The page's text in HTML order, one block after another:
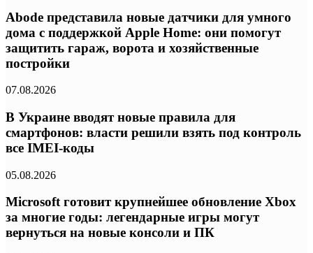
Abode представила новые датчики для умного
дома с поддержкой Apple Home: они помогут
защитить гараж, ворота и хозяйственные
постройки
07.08.2026
В Украине вводят новые правила для
смартфонов: власти решили взять под контроль
все IMEI-коды
05.08.2026
Microsoft готовит крупнейшее обновление Xbox
за многие годы: легендарные игры могут
вернуться на новые консоли и ПК